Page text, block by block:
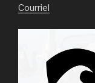
Courriel